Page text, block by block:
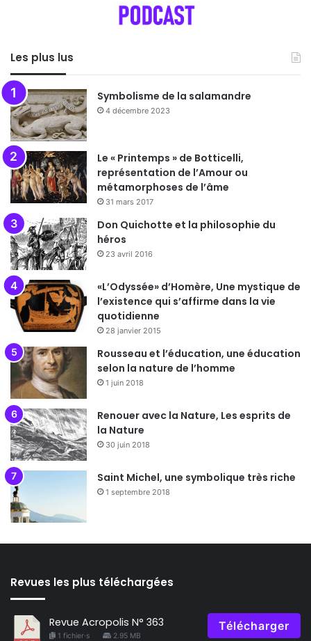
Les plus lus
Symbolisme de la salamandre
4 décembre 2023
Le « Printemps » de Botticelli,
représentation de l’Amour ou
métamorphoses de l’âme
31 mars 2017
Don Quichotte et la philosophie du
héros
23 avril 2016
«L’Odyssée» d’Homère, Une mystique de
l’existence qui s’affirme dans la vie
quotidienne
28 janvier 2015
Rousseau et l’éducation, une éducation
selon la nature de l’homme
1 juin 2018
Renouer avec la Nature, Les esprits de
la Nature
30 juin 2018
Saint Michel, une symbolique très riche
1 septembre 2018
Revues les plus téléchargées
Revue Acropolis N° 363
1 fichier·s 2.95 MB
Télécharger